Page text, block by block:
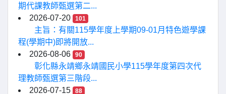
期代課教師甄選第二...
2026-07-20
101
主旨：有關115學年度上學期09-01月特色遊學課
程(學期中)即將開放...
2026-08-06
90
彰化縣永靖鄉永靖國民小學115學年度第四次代
理教師甄選第三階段...
2026-07-15
88